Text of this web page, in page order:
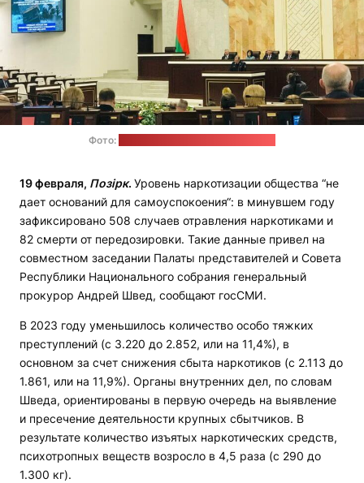
Фото:
19 февраля, Позірк. Уровень наркотизации общества “не
дает оснований для самоуспокоения“: в минувшем году
зафиксировано 508 случаев отравления наркотиками и
82 смерти от передозировки. Такие данные привел на
совместном заседании Палаты представителей и Совета
Республики Национального собрания генеральный
прокурор Андрей Швед, сообщают госСМИ.
В 2023 году уменьшилось количество особо тяжких
преступлений (с 3.220 до 2.852, или на 11,4%), в
основном за счет снижения сбыта наркотиков (с 2.113 до
1.861, или на 11,9%). Органы внутренних дел, по словам
Шведа, ориентированы в первую очередь на выявление
и пресечение деятельности крупных сбытчиков. В
результате количество изъятых наркотических средств,
психотропных веществ возросло в 4,5 раза (с 290 до
1.300 кг).